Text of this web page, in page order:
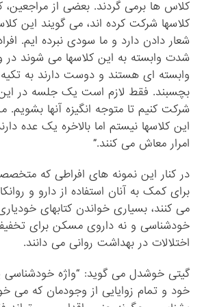
کلاس ها برمی گردند. بعضی از مراجعین،
کلاسها شرکت کرده اند، می گویند این
شعار دادن دارد و ما سودی نبرده ایم.
شدت وابسته به این کلاسها می شوند در
وابسته ای هستند و دوست دارند به
بچسبند. فقط لازم است یک جلسه در این
شرکت کنیم تا متوجه انگیزه آنها بشویم.
این کلاسها نیستم اما بالاخره یک عده
امرار معاش می کنند.”
در کنار این نمونه های افراطی که
برای کمک به آنان استفاده از دارو و
می کنند، بسیاری خواندن کتابهای
خودشناسی و نه داروی مسکن برای
اختلالات در بهداشت روانی می دانند.
گیتی خوشدل می گوید: “واژه خودشناسی
خود و تمام زوایایی از وجودمان که می